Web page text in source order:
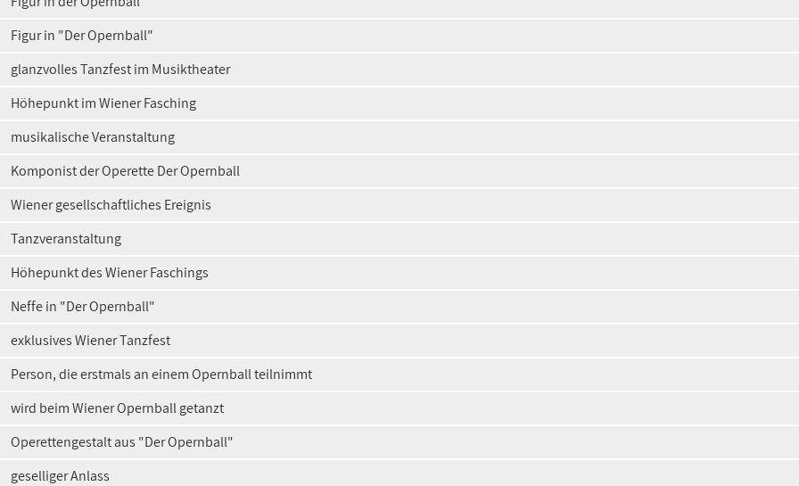
Figur in "Der Opernball"
glanzvolles Tanzfest im Musiktheater
Höhepunkt im Wiener Fasching
musikalische Veranstaltung
Komponist der Operette Der Opernball
Wiener gesellschaftliches Ereignis
Tanzveranstaltung
Höhepunkt des Wiener Faschings
Neffe in "Der Opernball"
exklusives Wiener Tanzfest
Person, die erstmals an einem Opernball teilnimmt
wird beim Wiener Opernball getanzt
Operettengestalt aus "Der Opernball"
geselliger Anlass